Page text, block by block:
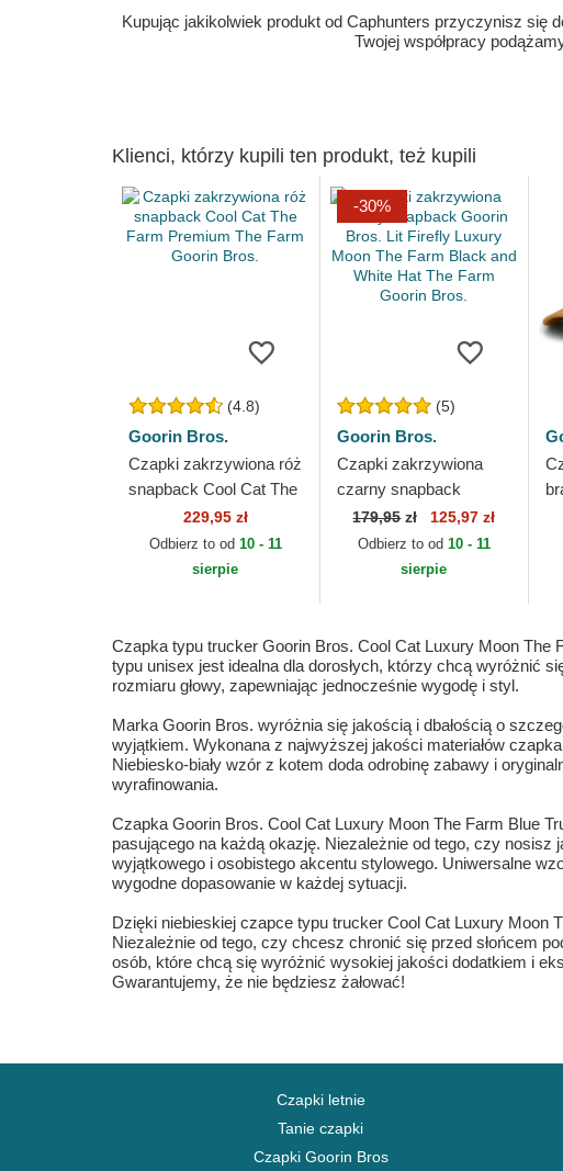
Kupując jakikolwiek produkt od Caphunters przyczynisz się
Twojej współpracy
Klienci, którzy kupili ten produkt, też kupili
(4.8)
Goorin Bros.
Czapki zakrzywiona róż
snapback Cool Cat The
Farm Premium The
Farm Goorin Bros.
229,95 zł
Odbierz to od 10 - 11
sierpie
-30%
(5)
Goorin Bros.
Czapki zakrzywiona
czarny snapback
Goorin Bros. Lit Firefly
Luxury Moon The Farm
Black and White...
179,95zł 125,97 zł
Odbierz to od 10 - 11
sierpie
Czapka typu trucker Goorin Bros. Cool Cat Luxury Moon The
typu unisex jest idealna dla dorosłych, którzy chcą wyróżnić
rozmiaru głowy, zapewniając jednocześnie wygodę i styl.
Marka Goorin Bros. wyróżnia się jakością i dbałością o
wyjątkiem. Wykonana z najwyższej jakości materiałów
Niebiesko-biały wzór z kotem doda odrobinę zabawy i
wyrafinowania.
Czapka Goorin Bros. Cool Cat Luxury Moon The Farm Blue
pasującego na każdą okazję. Niezależnie od tego, czy
wyjątkowego i osobistego akcentu stylowego. Uniwersalne
wygodne dopasowanie w każdej sytuacji.
Dzięki niebieskiej czapce typu trucker Cool Cat Luxury Moon
Niezależnie od tego, czy chcesz chronić się przed słońcem
osób, które chcą się wyróżnić wysokiej jakości dodatkiem i
Gwarantujemy, że nie będziesz żałować!
Czapki letnie
Tanie czapki
Czapki Goorin Bros